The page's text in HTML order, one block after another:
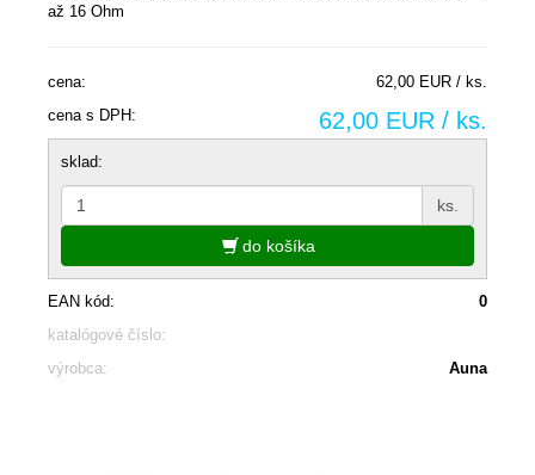
až 16 Ohm
cena:
62,00 EUR / ks.
cena s DPH:
62,00 EUR / ks.
sklad:
ks.
do košíka
EAN kód:
0
katalógové číslo:
výrobca:
Auna